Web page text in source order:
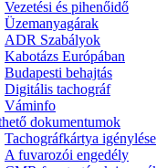
Vezetési és pihenőidő
Üzemanyagárak
ADR Szabályok
Kabotázs Európában
Budapesti behajtás
Digitális tachográf
Váminfo
dokumentumok
Tachográfkártya igénylése
A fuvarozói engedély